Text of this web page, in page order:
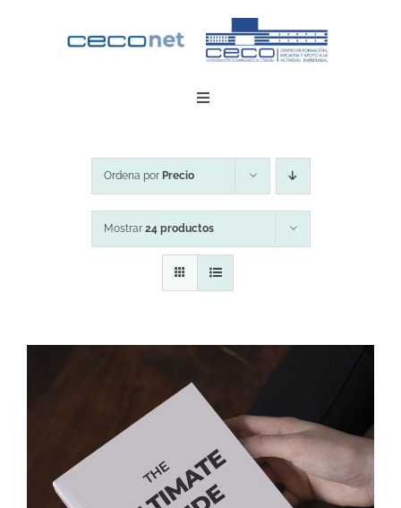
Toggle
Ordena por Precio
Mostrar 24 productos